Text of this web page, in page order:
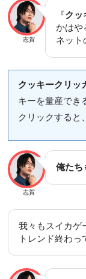
志賀
『クッ
かはや
ネット
クッキークリッ
キーを量産でき
クリックすると
志賀
俺たち
我々もスイカゲ
トレンド終わっ